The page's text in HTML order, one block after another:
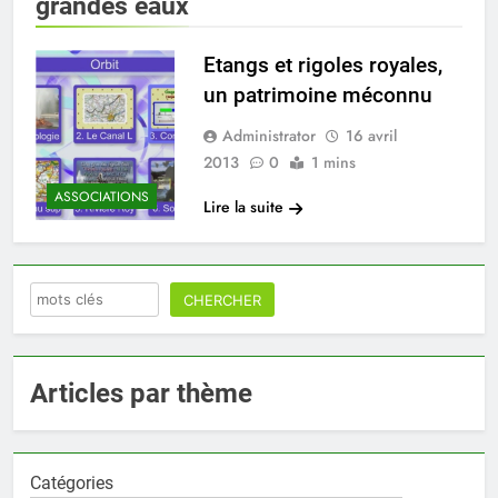
Chevreuse
ASSOCIATIONS
Etangs et rigoles royales,
un patrimoine méconnu
Administrator
16 avril
2013
0
1 mins
Lire la suite
Rechercher CHERCHER
Articles par thème
Catégories